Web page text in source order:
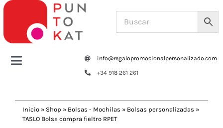
Saltar
contenido
Toggle
Tazas y botellas
info@regalopromocionalpersonalizado.com
+34 918 261 261
Inicio » Shop » Bolsas - Mochilas » Bolsas personalizadas »
TASLO Bolsa compra fieltro RPET